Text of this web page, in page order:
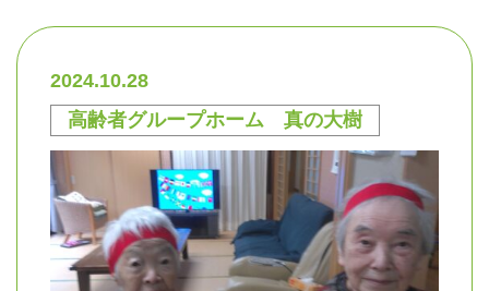
2024.10.28
高齢者グループホーム 真の大樹